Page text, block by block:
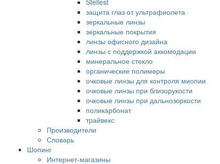
Stellest
защита глаз от ультрафиолета
зеркальные линзы
зеркальные покрытия
линзы офисного дизайна
линзы с поддержкой аккомодации
минеральное стекло
органические полимеры
очковые линзы для контроля миопии
очковые линзы при близорукости
очковые линзы при дальнозоркости
поликарбонат
трайвекс
Производители
Словарь
Шопинг
Интернет-магазины